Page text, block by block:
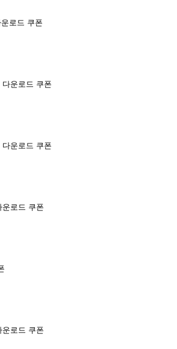
로드 쿠폰
운로드 쿠폰
운로드 쿠폰
로드 쿠폰
로드 쿠폰